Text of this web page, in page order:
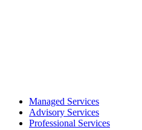
Managed Services
Advisory Services
Professional Services